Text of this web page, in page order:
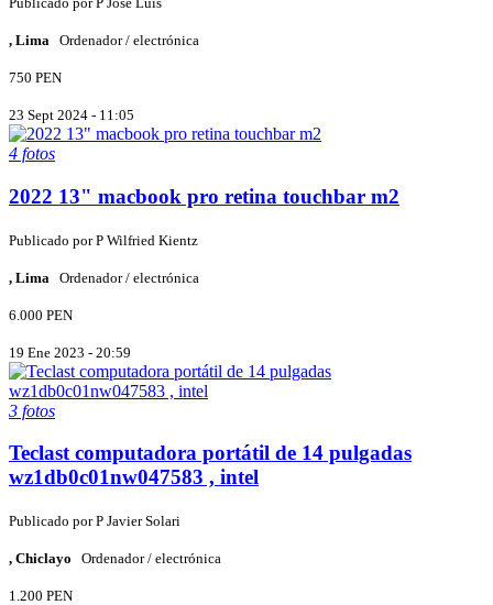
, Lima Ordenador / electrónica
750 PEN
23 Sept 2024 - 11:05
4 fotos
2022 13" macbook pro retina touchbar m2
Publicado porP Wilfried Kientz
, Lima Ordenador / electrónica
6.000 PEN
19 Ene 2023 - 20:59
3 fotos
Teclast computadora portátil de 14 pulgadas
wz1db0c01nw047583 , intel
Publicado porP Javier Solari
, Chiclayo Ordenador / electrónica
1.200 PEN